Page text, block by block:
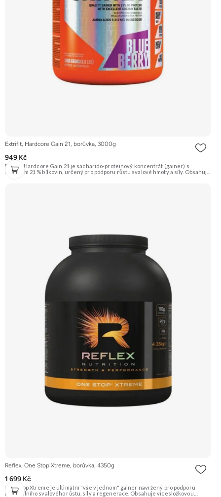
Extrifit, Hardcore Gain 21, borůvka, 3000g
949 Kč
Extrifit Hardcore Gain 21 je sacharido-proteinový koncentrát (gainer) s
obsahem 21 % bílkovin, určený pro podporu růstu svalové hmoty a síly. Obsahuje
Reflex, One Stop Xtreme, borůvka, 4350g
1 699 Kč
One Stop Xtreme je ultimátní "vše v jednom" gainer navržený pro podporu
maximálního svalového růstu, síly a regenerace. Obsahuje vícesložkovou